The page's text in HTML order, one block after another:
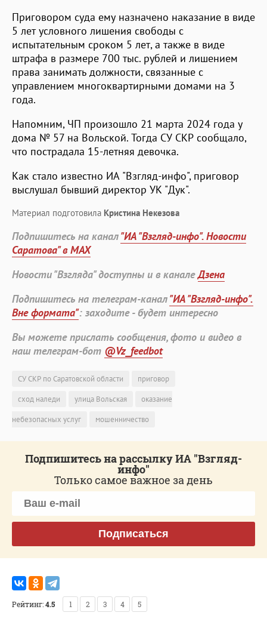
Приговором суда ему назначено наказание в виде
5 лет условного лишения свободы с
испытательным сроком 5 лет, а также в виде
штрафа в размере 700 тыс. рублей и лишением
права занимать должности, связанные с
управлением многоквартирными домами на 3
года.
Напомним, ЧП произошло 21 марта 2024 года у
дома № 57 на Вольской. Тогда СУ СКР сообщало,
что пострадала 15-летняя девочка.
Как стало известно ИА "Взгляд-инфо", приговор
выслушал бывший директор УК "Дук".
Материал подготовила Кристина Некезова
Подпишитесь на канал"ИА "Взгляд-инфо". Новости
Саратова" в MAX
Новости "Взгляда" доступны и в каналеДзена
Подпишитесь на телеграм-канал"ИА "Взгляд-инфо".
Вне формата": заходите - будет интересно
Вы можете прислать сообщения, фото и видео в
наш телеграм-бот @Vz_feedbot
СУ СКР по Саратовской области
приговор
сход наледи
улица Вольская
оказание
небезопасных услуг
мошенничество
Подпишитесь на рассылку ИА "Взгляд-
инфо"
Только самое важное за день
Подписаться
Рейтинг:4.5 1 2 3 4 5